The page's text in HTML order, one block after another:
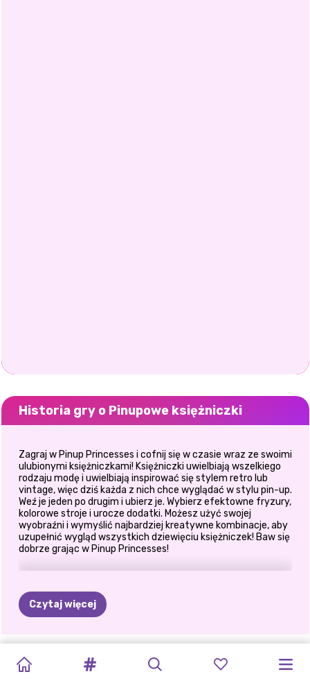
Historia gry o Pinupowe księżniczki
Zagraj w Pinup Princesses i cofnij się w czasie wraz ze swoimi
ulubionymi księżniczkami! Księżniczki uwielbiają wszelkiego
rodzaju modę i uwielbiają inspirować się stylem retro lub
vintage, więc dziś każda z nich chce wyglądać w stylu pin-up.
Weź je jeden po drugim i ubierz je. Wybierz efektowne fryzury,
kolorowe stroje i urocze dodatki. Możesz użyć swojej
wyobraźni i wymyślić najbardziej kreatywne kombinacje, aby
uzupełnić wygląd wszystkich dziewięciu księżniczek! Baw się
dobrze grając w Pinup Princesses!
Czytaj więcej
ŚWIĘTO
STROJE
MODA
ESTETYKA
LATA
TĘCZOWA
TRENDS:
KSIĘŻNICZKA
OJCZYZNA
ZAUROCZENIE
KSIĘŻNICZKI
ROCKOWE
BALERINY
KSIĘŻNICZKA
MÓJ